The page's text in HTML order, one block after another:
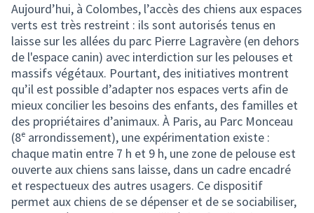
Aujourd’hui, à Colombes, l’accès des chiens aux espaces
verts est très restreint : ils sont autorisés tenus en
laisse sur les allées du parc Pierre Lagravère (en dehors
de l'espace canin) avec interdiction sur les pelouses et
massifs végétaux. Pourtant, des initiatives montrent
qu’il est possible d’adapter nos espaces verts afin de
mieux concilier les besoins des enfants, des familles et
des propriétaires d’animaux. À Paris, au Parc Monceau
(8ᵉ arrondissement), une expérimentation existe :
chaque matin entre 7 h et 9 h, une zone de pelouse est
ouverte aux chiens sans laisse, dans un cadre encadré
et respectueux des autres usagers. Ce dispositif
permet aux chiens de se dépenser et de se sociabiliser,